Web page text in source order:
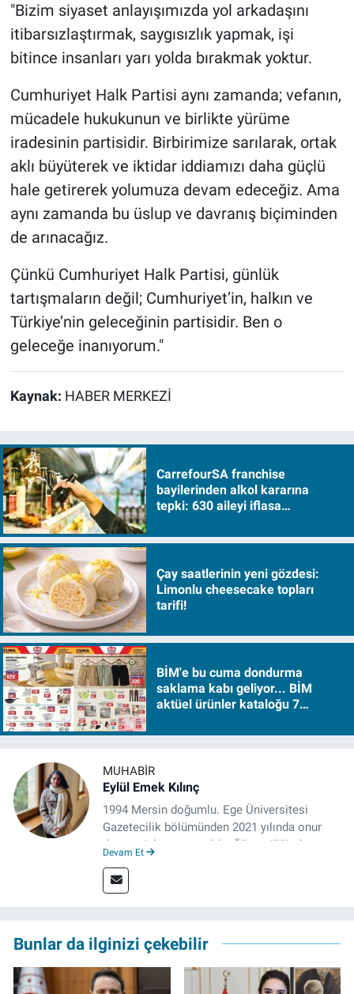
"Bizim siyaset anlayışımızda yol arkadaşını
itibarsızlaştırmak, saygısızlık yapmak, işi
bitince insanları yarı yolda bırakmak yoktur.
Cumhuriyet Halk Partisi aynı zamanda; vefanın,
mücadele hukukunun ve birlikte yürüme
iradesinin partisidir. Birbirimize sarılarak, ortak
aklı büyüterek ve iktidar iddiamızı daha güçlü
hale getirerek yolumuza devam edeceğiz. Ama
aynı zamanda bu üslup ve davranış biçiminden
de arınacağız.
Çünkü Cumhuriyet Halk Partisi, günlük
tartışmaların değil; Cumhuriyet’in, halkın ve
Türkiye’nin geleceğinin partisidir. Ben o
geleceğe inanıyorum."
Kaynak: HABER MERKEZİ
CarrefourSA franchise
bayilerinden alkol kararına
tepki: 630 aileyi iflasa
Çay saatlerinin yeni gözdesi:
Limonlu cheesecake topları
tarifi!
BİM'e bu cuma dondurma
saklama kabı geliyor... BİM
aktüel ürünler kataloğu 7
MUHABIR
Eylül Emek Kılınç
1994 Mersin doğumlu. Ege Üniversitesi
Gazetecilik bölümünden 2021 yılında onur
derecesiyle mezun oldu. Öğrenciliğinde
deneyimin dışında kapatılana kadar Artı TV
ve TELE1 TV Ankara bürolarında editör ve
Devam Et
Bunlar da ilginizi çekebilir